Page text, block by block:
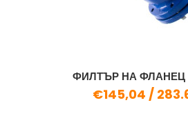
ФИЛТЪР НА ФЛАНЕЦ
€145,04 /